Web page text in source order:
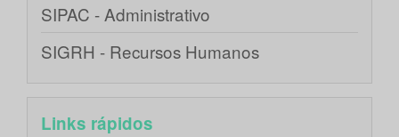
SIPAC - Administrativo
SIGRH - Recursos Humanos
Links rápidos